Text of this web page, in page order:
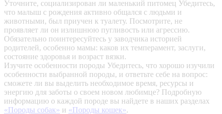
Уточните, социализирован ли маленький питомец Убедитесь,
что малыш с рождения активно общался с людьми и
животными, был приучен к туалету. Посмотрите, не
проявляет ли он излишнюю пугливость или агрессию.
Обязательно поинтересуйтесь у заводчика историей
родителей, особенно мамы: каков их темперамент, заслуги,
состояние здоровья и возраст вязки.
Изучите особенности породы Убедитесь, что хорошо изучили
особенности выбранной породы, и ответьте себе на вопрос:
сможете ли вы выделить необходимое время, ресурсы и
энергию для заботы о своем новом любимце? Подробную
информацию о каждой породе вы найдете в наших разделах
«Породы собак» и «Породы кошек».